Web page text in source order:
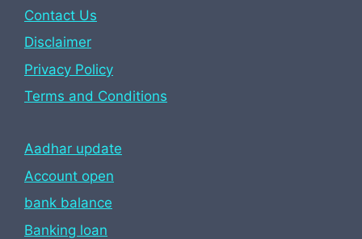
Contact Us
Disclaimer
Privacy Policy
Terms and Conditions
Aadhar update
Account open
bank balance
Banking loan